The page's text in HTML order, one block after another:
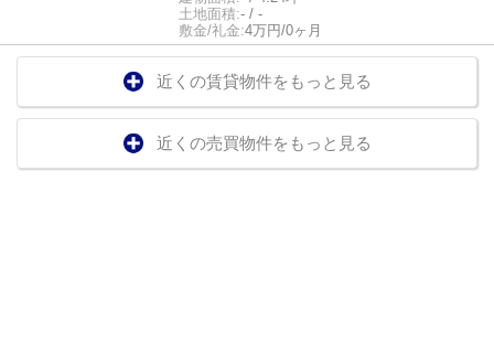
土地面積:- / -
敷金/礼金:4万円/0ヶ月
近くの賃貸物件をもっと見る
近くの売買物件をもっと見る